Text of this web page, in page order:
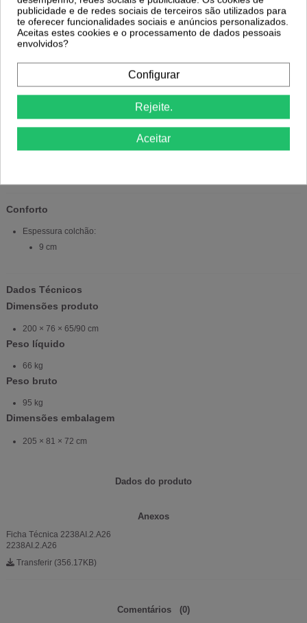
Cor estrutura:
Castanho
Estofamento:
Branco
Extras
Suporte rolo papel:
Conforto
Espessura colchão:
9 cm
Dados Técnicos
Dimensões produto
200 × 76 × 65/90 cm
Peso líquido
66 kg
Peso bruto
95 kg
Dimensões embalagem
205 × 81 × 72 cm
Dados do produto
Anexos
Ficha Técnica 2238AI.2.A26
2238AI.2.A26
Transferir (356.17KB)
Comentários (0)
publicidade e de redes sociais de terceiros são utilizados para
te oferecer funcionalidades sociais e anúncios personalizados.
Aceitas estes cookies e o processamento de dados pessoais
envolvidos?
Configurar
Rejeite.
Aceitar